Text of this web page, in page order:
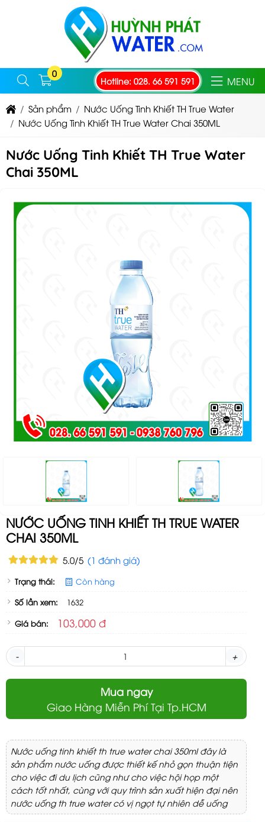
0
Hotline: 028. 66 591 591 MENU
Sản phẩm
Nước Uống Tinh Khiết TH True Water
Nước Uống Tinh Khiết TH True Water Chai 350ML
Nước Uống Tinh Khiết TH True Water
Chai 350ML
NƯỚC UỐNG TINH KHIẾT TH TRUE WATER
CHAI 350ML
5.0/5 (1 đánh giá)
Trạng thái:
Còn hàng
Số lần xem:
1632
Giá bán:
103,000 đ
- +
Mua ngay
Giao Hàng Miễn Phí Tại Tp.HCM
Nước uống tinh khiết th true water chai 350ml đây là
sản phẩm nước uống được thiết kế nhỏ gọn thuận tiện
cho việc đi du lịch cũng như cho việc hội họp một
cách tốt nhất, cùng với quy trình sản xuất hiện đại nên
nước uống th true water có vị ngọt tự nhiên dễ uống